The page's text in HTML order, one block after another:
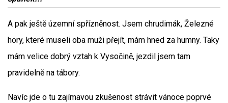
A pak ještě územní spřízněnost. Jsem chrudimák, Železné
hory, které museli oba muži přejít, mám hned za humny. Taky
mám velice dobrý vztah k Vysočině, jezdil jsem tam
pravidelně na tábory.
Navíc jde o tu zajímavou zkušenost strávit vánoce poprvé